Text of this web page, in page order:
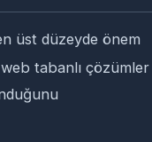
üst düzeyde önem
tabanlı çözümler